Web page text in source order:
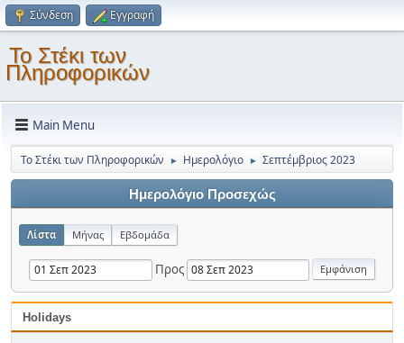
Σύνδεση Εγγραφή
Το Στέκι των
Πληροφορικών
Main Menu
Το Στέκι των Πληροφορικών ► Ημερολόγιο ► Σεπτέμβριος 2023
Ημερολόγιο Προσεχώς
Λίστα Μήνας Εβδομάδα
Προς
Holidays